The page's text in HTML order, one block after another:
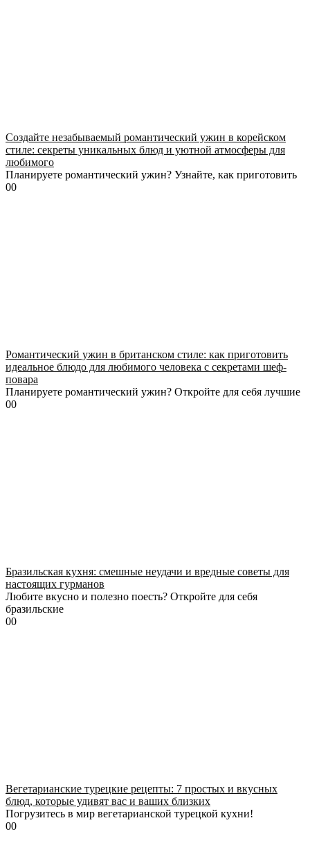
Создайте незабываемый романтический ужин в корейском
стиле: секреты уникальных блюд и уютной атмосферы для
любимого
Планируете романтический ужин? Узнайте, как приготовить
00
Романтический ужин в британском стиле: как приготовить
идеальное блюдо для любимого человека с секретами шеф-
повара
Планируете романтический ужин? Откройте для себя лучшие
00
Бразильская кухня: смешные неудачи и вредные советы для
настоящих гурманов
Любите вкусно и полезно поесть? Откройте для себя
бразильские
00
Вегетарианские турецкие рецепты: 7 простых и вкусных
блюд, которые удивят вас и ваших близких
Погрузитесь в мир вегетарианской турецкой кухни!
00